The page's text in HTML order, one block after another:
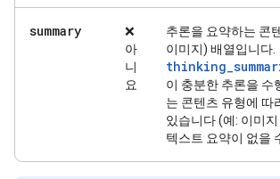
summary
❌
아
니
요
추론을 요약하는 콘
이미지) 배열입니다.
이 충분한 추론을 수
는 콘텐츠 유형에 따
있습니다 (예: 이미
텍스트 요약이 없을